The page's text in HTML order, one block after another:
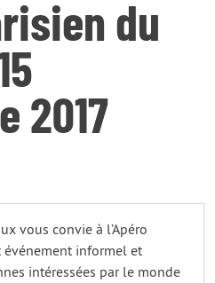
du
2017
vous convie à l’Apéro
événement informel et
intéressées par le monde